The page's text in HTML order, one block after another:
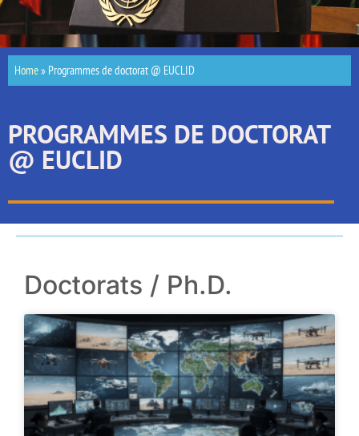
Home» Programmes de doctorat @ EUCLID
PROGRAMMES DE DOCTORAT
@ EUCLID
Doctorats / Ph.D.